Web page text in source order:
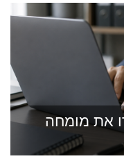
את מומחה